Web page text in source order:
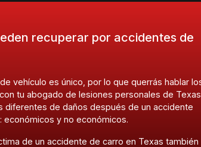
recuperar por accidentes de
vehículo es único, por lo que querrás hablar
tu abogado de lesiones personales de
diferentes de daños después de un accidente
económicos y no económicos.
de un accidente de carro en Texas también